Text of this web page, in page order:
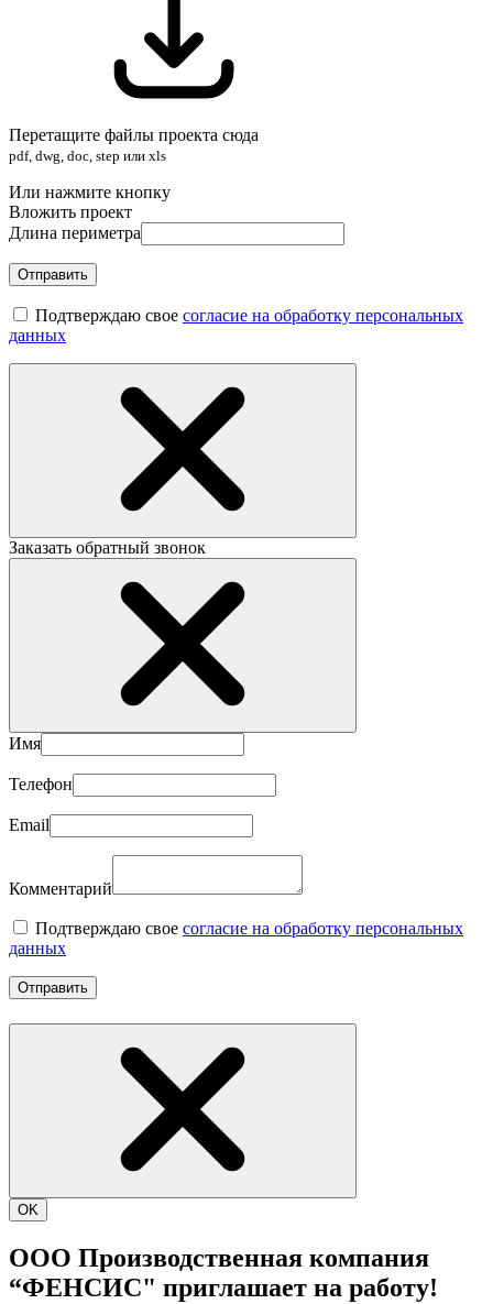
Перетащите файлы проекта сюда
pdf, dwg, doc, step или xls
Или нажмите кнопку
Вложить проект
Длина периметра
Отправить
Подтверждаю свое согласие на обработку персональных
данных
Заказать обратный звонок
Имя
Телефон
Email
Комментарий
Подтверждаю свое согласие на обработку персональных
данных
Отправить
OK
ООО Производственная компания
“ФЕНСИС" приглашает на работу!